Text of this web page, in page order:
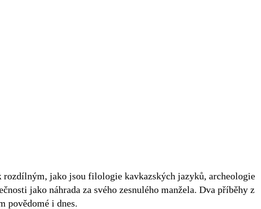
rozdílným, jako jsou filologie kavkazských jazyků, archeologie
jako náhrada za svého zesnulého manžela. Dva příběhy z
povědomé i dnes.